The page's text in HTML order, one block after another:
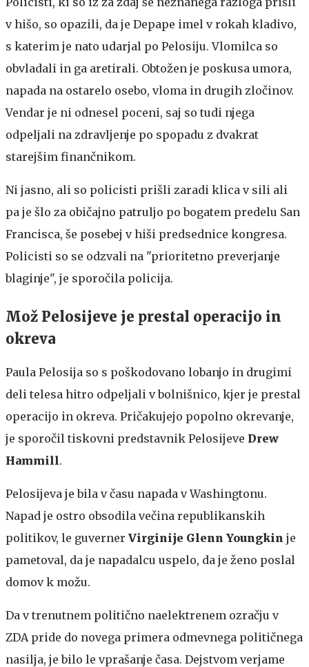
v hišo, so opazili, da je Depape imel v rokah kladivo,
s katerim je nato udarjal po Pelosiju. Vlomilca so
obvladali in ga aretirali. Obtožen je poskusa umora,
napada na ostarelo osebo, vloma in drugih zločinov.
Vendar je ni odnesel poceni, saj so tudi njega
odpeljali na zdravljenje po spopadu z dvakrat
starejšim finančnikom.
Ni jasno, ali so policisti prišli zaradi klica v sili ali
pa je šlo za običajno patruljo po bogatem predelu San
Francisca, še posebej v hiši predsednice kongresa.
Policisti so se odzvali na "prioritetno preverjanje
blaginje", je sporočila policija.
Mož Pelosijeve je prestal operacijo in
okreva
Paula Pelosija so s poškodovano lobanjo in drugimi
deli telesa hitro odpeljali v bolnišnico, kjer je prestal
operacijo in okreva. Pričakujejo popolno okrevanje,
je sporočil tiskovni predstavnik Pelosijeve Drew
Hammill.
Pelosijeva je bila v času napada v Washingtonu.
Napad je ostro obsodila večina republikanskih
politikov, le guverner Virginije Glenn Youngkin je
pametoval, da je napadalcu uspelo, da je ženo poslal
domov k možu.
Da v trenutnem politično naelektrenem ozračju v
ZDA pride do novega primera odmevnega političnega
nasilja, je bilo le vprašanje časa. Dejstvom verjame